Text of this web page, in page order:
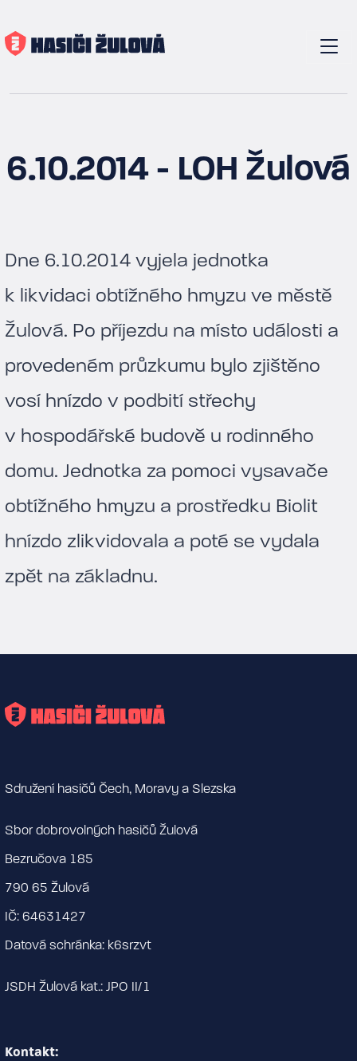
6.10.2014 - LOH Žulová
Dne 6.10.2014 vyjela jednotka
k likvidaci obtížného hmyzu ve městě
Žulová. Po příjezdu na místo události a
provedeném průzkumu bylo zjištěno
vosí hnízdo v podbití střechy
v hospodářské budově u rodinného
domu. Jednotka za pomoci vysavače
obtížného hmyzu a prostředku Biolit
hnízdo zlikvidovala a poté se vydala
zpět na základnu.
Sdružení hasičů Čech, Moravy a Slezska
Sbor dobrovolných hasičů Žulová
Bezručova 185
790 65 Žulová
IČ: 64631427
Datová schránka: k6srzvt
JSDH Žulová kat.: JPO II/1
Kontakt: